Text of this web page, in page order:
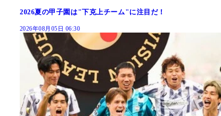
2026夏の甲子園は"下克上チーム"に注目だ！
2026年08月05日 06:30